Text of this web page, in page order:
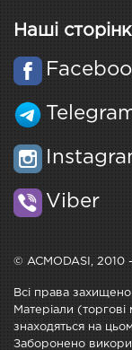
Наші
Viber
© ACMODASI, 2010
Всі права
Матеріали
знаходяться на
Заборонено